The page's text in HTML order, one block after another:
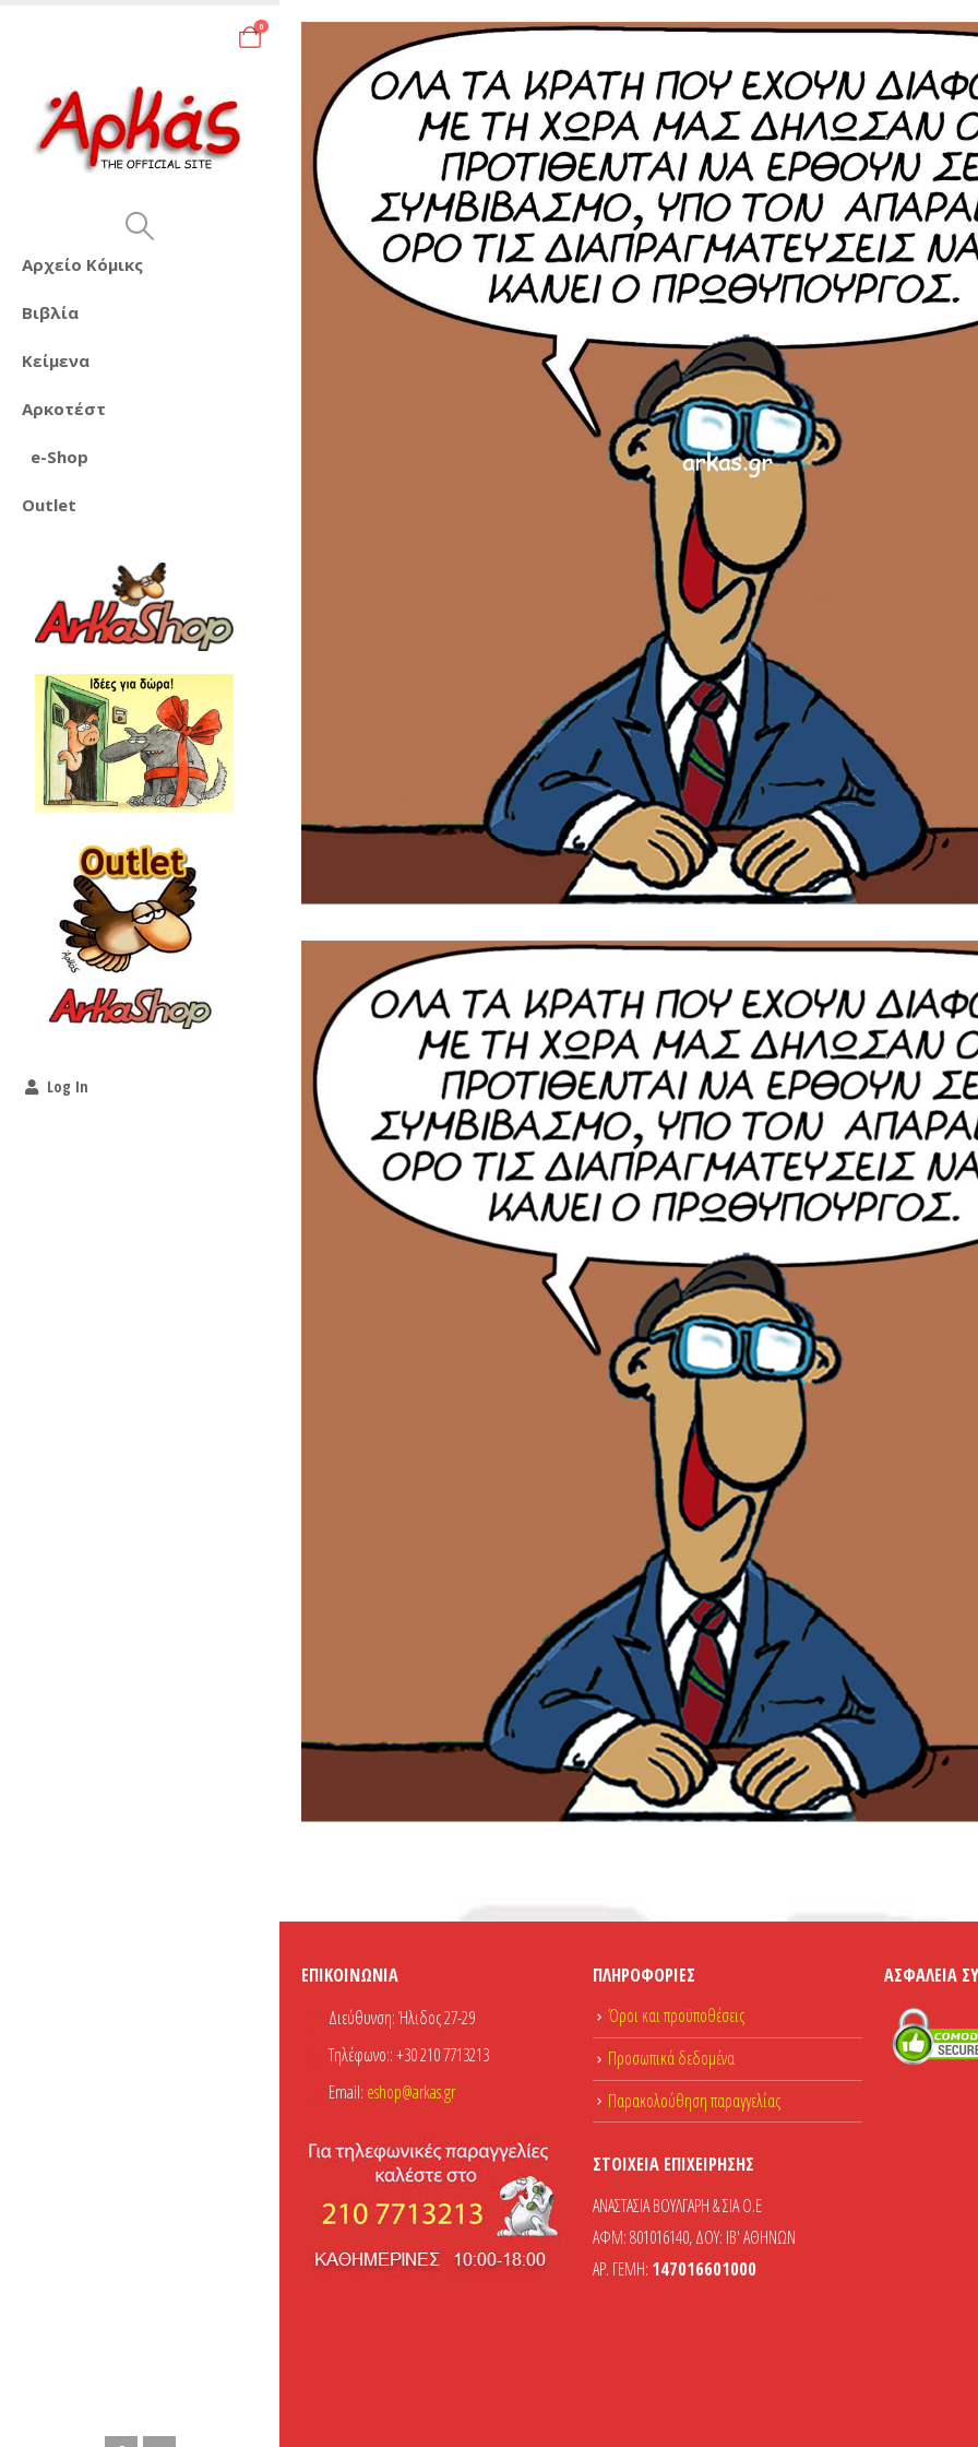
0
Αρχείο Κόμικς
Βιβλία
Κείμενα
Αρκοτέστ
e-Shop
Outlet
Log In
ΕΠΙΚΟΙΝΩΝΊΑ
Διεύθυνση:Ήλιδος 27-29
Τηλέφωνο::+30 210 7713213
Email: eshop@arkas.gr
ΠΛΗΡΟΦΟΡΊΕΣ
Όροι και προϋποθέσεις
Προσωπικά δεδομένα
Παρακολούθηση παραγγελίας
ΣΤΟΙΧΕΊΑ ΕΠΙΧΕΊΡΗΣΗΣ
ΑΝΑΣΤΑΣΙΑ ΒΟΥΛΓΑΡΗ & ΣΙΑ Ο.Ε
ΑΦΜ: 801016140, ΔΟΥ: ΙΒ' ΑΘΗΝΩΝ
ΑΡ. ΓΕΜΗ: 147016601000
ΑΣΦΆΛΕΙΑ